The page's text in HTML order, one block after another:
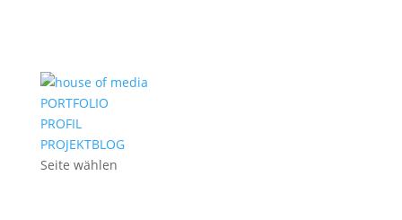
PORTFOLIO
PROFIL
PROJEKTBLOG
Seite wählen